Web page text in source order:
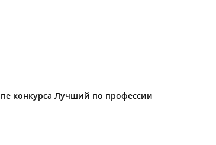
конкурса Лучший по профессии